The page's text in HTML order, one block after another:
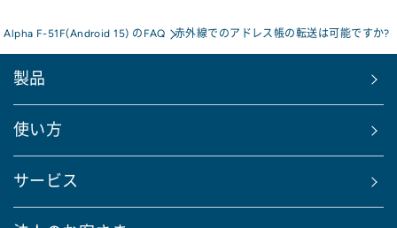
Alpha F-51F(Android 15) のFAQ 赤外線でのアドレス帳の転送は可能ですか?
製品
使い方
サービス